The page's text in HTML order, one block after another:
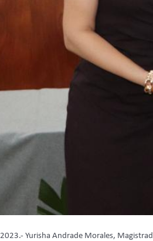
Yurisha Andrade Morales,